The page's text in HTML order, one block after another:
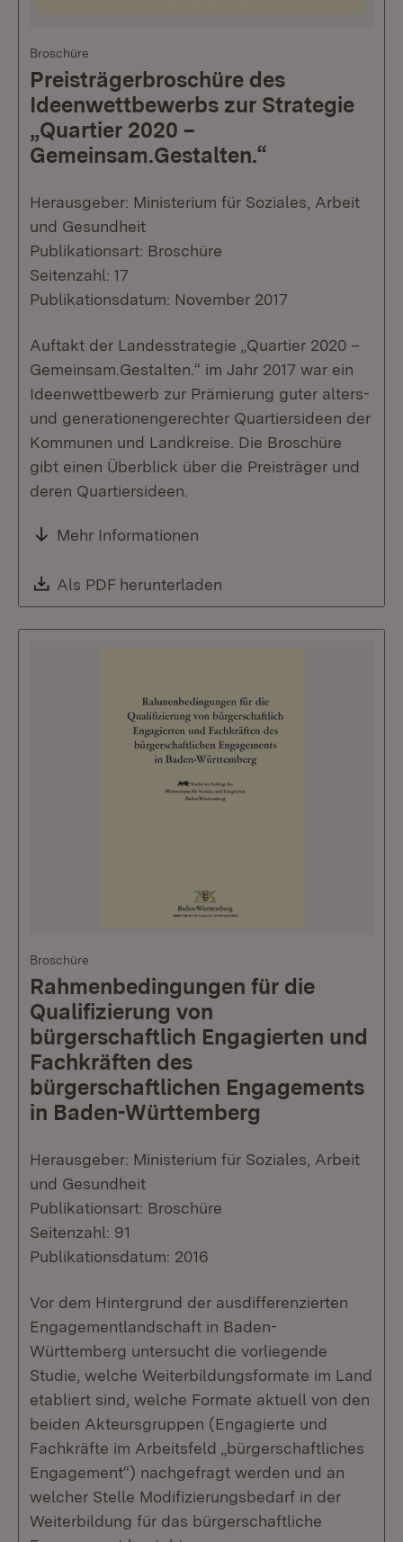
Broschüre
Preisträgerbroschüre des
Ideenwettbewerbs zur Strategie
„Quartier 2020 –
Gemeinsam.Gestalten.“
Herausgeber: Ministerium für Soziales, Arbeit
und Gesundheit
Publikationsart: Broschüre
Seitenzahl: 17
Publikationsdatum: November 2017
Auftakt der Landesstrategie „Quartier 2020 –
Gemeinsam.Gestalten.“ im Jahr 2017 war ein
Ideenwettbewerb zur Prämierung guter alters-
und generationengerechter Quartiersideen der
Kommunen und Landkreise. Die Broschüre
gibt einen Überblick über die Preisträger und
deren Quartiersideen.
Mehr Informationen
Download:
Als PDF herunterladen
Broschüre
Rahmenbedingungen für die
Qualifizierung von
bürgerschaftlich Engagierten und
Fachkräften des
bürgerschaftlichen Engagements
in Baden-Württemberg
Herausgeber: Ministerium für Soziales, Arbeit
und Gesundheit
Publikationsart: Broschüre
Seitenzahl: 91
Publikationsdatum: 2016
Vor dem Hintergrund der ausdifferenzierten
Engagementlandschaft in Baden-
Württemberg untersucht die vorliegende
Studie, welche Weiterbildungsformate im Land
etabliert sind, welche Formate aktuell von den
beiden Akteursgruppen (Engagierte und
Fachkräfte im Arbeitsfeld „bürgerschaftliches
Engagement“) nachgefragt werden und an
welcher Stelle Modifizierungsbedarf in der
Weiterbildung für das bürgerschaftliche